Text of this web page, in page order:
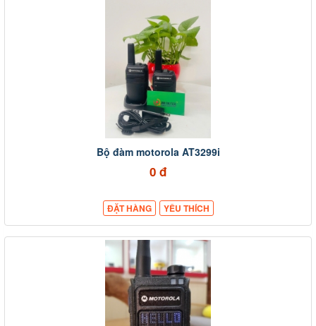
Bộ đàm motorola AT3299i
0 đ
ĐẶT HÀNG YÊU THÍCH